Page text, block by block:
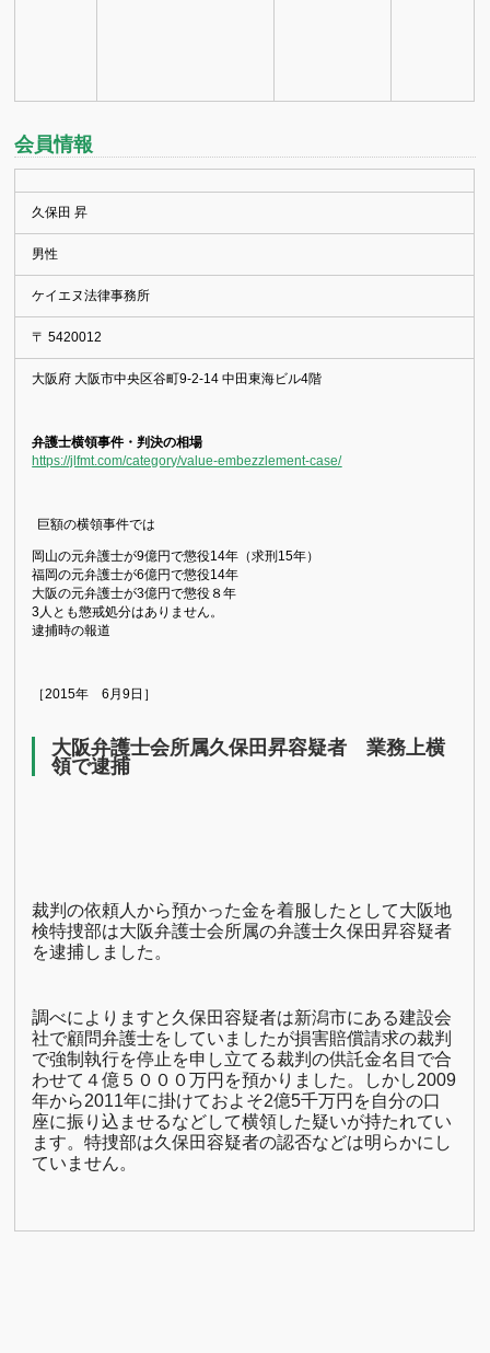
会員情報
久保田 昇
男性
ケイエヌ法律事務所
〒 5420012
大阪府 大阪市中央区谷町9-2-14 中田東海ビル4階
弁護士横領事件・判決の相場
https://jlfmt.com/category/value-embezzlement-case/
巨額の横領事件では
岡山の元弁護士が9億円で懲役14年（求刑15年）
福岡の元弁護士が6億円で懲役14年
大阪の元弁護士が3億円で懲役８年
3人とも懲戒処分はありません。
逮捕時の報道
［2015年 6月9日］
大阪弁護士会所属久保田昇容疑者 業務上横
領で逮捕
裁判の依頼人から預かった金を着服したとして大阪地
検特捜部は大阪弁護士会所属の弁護士久保田昇容疑者
を逮捕しました。
調べによりますと久保田容疑者は新潟市にある建設会
社で顧問弁護士をしていましたが損害賠償請求の裁判
で強制執行を停止を申し立てる裁判の供託金名目で合
わせて４億５０００万円を預かりました。しかし2009
年から2011年に掛けておよそ2億5千万円を自分の口
座に振り込ませるなどして横領した疑いが持たれてい
ます。特捜部は久保田容疑者の認否などは明らかにし
ていません。